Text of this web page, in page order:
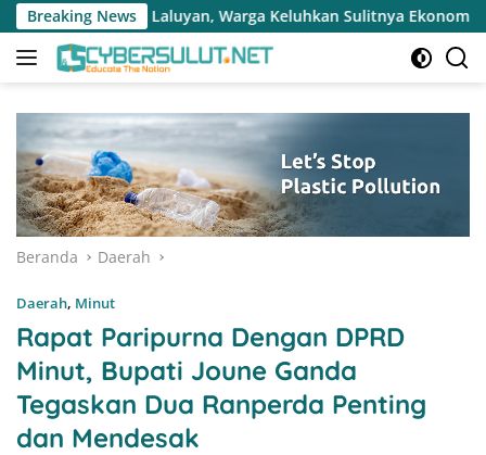
Langsung
ke
konten
Breaking News
Keluhkan Sulitnya Ekonomi dan Akses Pasar UMKM
Beranda Daerah
Daerah, Minut
Rapat Paripurna Dengan DPRD
Minut, Bupati Joune Ganda
Tegaskan Dua Ranperda Penting
dan Mendesak